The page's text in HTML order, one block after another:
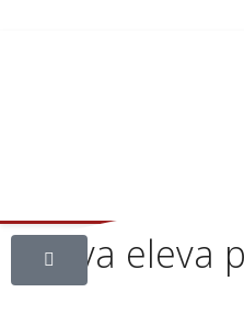
Chuva eleva